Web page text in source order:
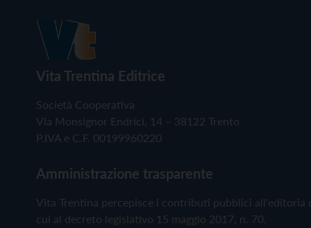
Vita Trentina Editrice
Società Cooperativa
Via Monsignor Endrici, 14 – 38122 Trento
P.IVA e C.F. 00199960220
Amministrazione trasparente
Vita Trentina percepisce i contributi pubblici all'editoria
cui al decreto legislativo 15 maggio 2017, n. 70.